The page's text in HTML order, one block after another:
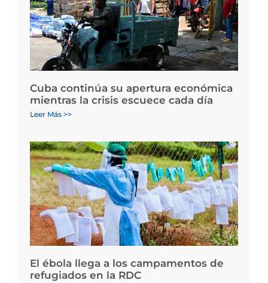
Cuba continúa su apertura económica
mientras la crisis escuece cada día
Leer Más >>
El ébola llega a los campamentos de
refugiados en la RDC